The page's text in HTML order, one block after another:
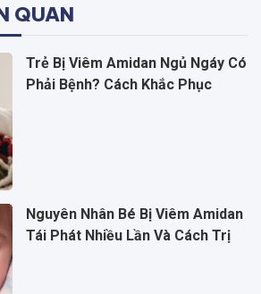
QUAN
Trẻ Bị Viêm Amidan Ngủ Ngáy Có
Phải Bệnh? Cách Khắc Phục
Nguyên Nhân Bé Bị Viêm Amidan
Tái Phát Nhiều Lần Và Cách Trị